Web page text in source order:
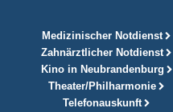
Medizinischer Notdienst
Zahnärztlicher Notdienst
Kino in Neubrandenburg
Theater/Philharmonie
Telefonauskunft